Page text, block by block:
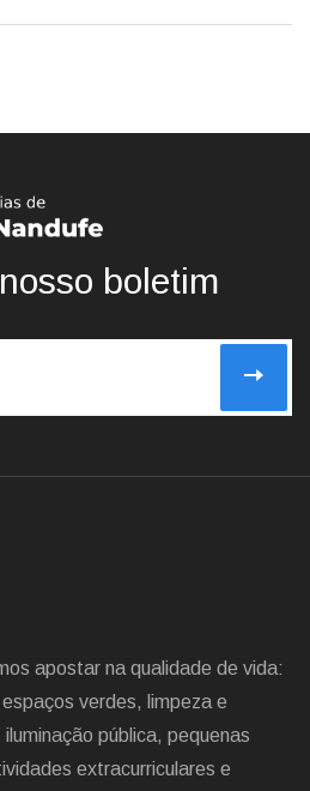
boletim
apostar na qualidade de vida:
verdes, limpeza e
pública, pequenas
extracurriculares e